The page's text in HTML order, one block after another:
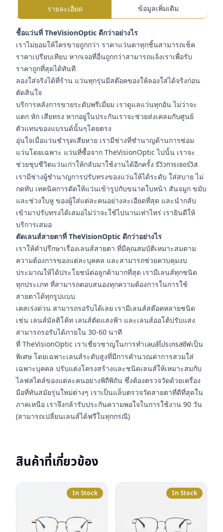
รายละเอียด ข้อมูลเพิ่มเติม
ชื้อแว่นที่ TheVisionOptic ดีกว่าอย่างไร
เราไม่ยอมให้ใครขายถูกกว่า ราคาแว่นตาทุกชิ้นสามารถเช็ค
ราคาเปรียบเทียบ หากเจอที่อื่นถูกกว่าสามารถแจ้งเราเพื่อรับ
ราคาถูกที่สุดได้ทันที
ลองใส่จริงได้ที่ร้าน แว่นทุกรุ่นมีสต๊อคของให้ลองใส่ได้จริงก่อน
ตัดสินใจ
บริการหลังการขายระดับพรีเมี่ยม เราดูแลแว่นทุกอัน ไม่ว่าจะ
แตก หัก เสียทรง หากอยู่ในประกันเราจะช่วยส่งเคลมกับศูนย์
ตัวแทนของแบรนด์นั้นๆโดยตรง
อุ่นใจเมื่อแว่นชำรุดเสียหาย เรามีช่างที่ชำนาญด้านการซ่อม
แว่นโดยเฉพาะ แว่นที่ซื้อจาก TheVisionOptic ไปนั้น เราจะ
ช่วยชุบชีวิตแว่นเก่าให้กลับมาใช้งานได้อีกครั้ง รีวิวการเซอร์วิส
เรามีช่างผู้ชำนาญการปรับทรงของแว่นให้ได้ระดับ ใส่สบาย ไม่
กดทับ เทคนิคการดัดให้แว่นเข้ารูปกับขนาดใบหน้า สันจมูก ขมับ
และช่วงใบหู ของผู้ใส่แต่ละคนอย่างละเอียดที่สุด และนำกลับ
เข้ามาปรับทรงได้เสมอไม่ว่าจะใช้ไปนานเท่าไหร่ เรายินดีให้
บริการเสมอ
ตัดเลนส์สายตาที่ TheVisionOptic ดีกว่าอย่างไร
เราให้คำปรึกษาเรื่องเลนส์สายตา ที่มีคุณสมบัติเหมาะสมตาม
ความต้องการของแต่ละบุคคล และสามารถช่วยควบคุมงบ
ประมาณให้ได้ประโยชน์ต่อลูกค้ามากที่สุด เรามีเลนส์ทุกชนิด
ทุกประเภท ที่สามารถตอบสนองทุกความต้องการในการใช้
สายตาได้ทุกรูปแบบ
เคสเร่งด่วน สามารถรอรับได้เลย เรามีเลนส์สต๊อคหลายชนิด
เช่น เลนส์มัลติโค้ท เลนส์ตัดแสงฟ้า และเลนส์ออโต้ปรับแสง
สามารถรอรับได้ภายใน 30-60 นาที
ที่ TheVisionOptic เราเชี่ยวชาญในการทำเลนส์โปรเกรสซีฟเป็น
พิเศษ โดยเฉพาะเลนส์ระดับสูงที่มีการคำนวณค่าการสวมใส่
เฉพาะบุคคล ปรับแต่งโครงสร้างและชนิดเลนส์ให้เหมาะสมกับ
ไลฟสไตล์ของแต่ละคนอย่างพิถีพิถัน ซึ่งต้องตรวจวัดด้วยเครื่อง
มือที่ทันสมัยรุ่นใหม่ต่างๆ เราเป็นแล็บตรวจวัดสายตาที่ดีที่สุดใน
ภาคเหนือ เราจึงกล้ารับประกันความพอใจในการใช้งาน 90 วัน
(สามารถเปลี่ยนเลนส์ได้ฟรีในทุกกรณี)
สินค้าที่เกี่ยวข้อง
In Stock In Stock